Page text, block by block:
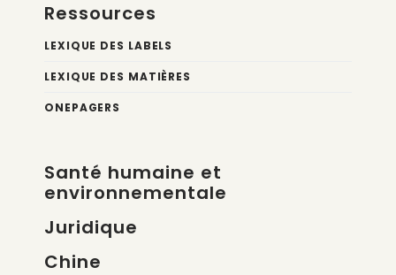
Ressources
LEXIQUE DES LABELS
LEXIQUE DES MATIÈRES
ONEPAGERS
Santé humaine et
environnementale
Juridique
Chine